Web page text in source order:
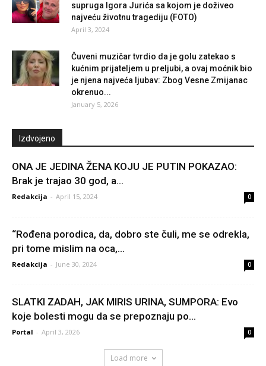
supruga Igora Jurića sa kojom je doživeo
najveću životnu tragediju (FOTO)
April 3, 2024
Čuveni muzičar tvrdio da je golu zatekao s
kućnim prijateljem u preljubi, a ovaj moćnik bio
je njena najveća ljubav: Zbog Vesne Zmijanac
okrenuo...
January 5, 2026
Izdvojeno
ONA JE JEDINA ŽENA KOJU JE PUTIN POKAZAO:
Brak je trajao 30 god, a...
Redakcija - April 15, 2024 0
“Rođena porodica, da, dobro ste čuli, me se odrekla,
pri tome mislim na oca,...
Redakcija - June 30, 2024 0
SLATKI ZADAH, JAK MIRIS URINA, SUMPORA: Evo
koje bolesti mogu da se prepoznaju po...
Portal - April 3, 2026 0
Load more